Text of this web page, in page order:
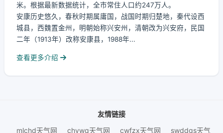
米。根据最新数据统计，全市常住人口约247万人。
安康历史悠久，春秋时期属庸国，战国时期归楚地，秦代设西
城县，西魏置金州，明朝始称兴安州，清朝改为兴安府，民国
二年（1913年）改称安康县，1988年...
查看更多介绍
友情链接
mlchd天气网
chywq天气网 cwfzx天气网 swddgs天气